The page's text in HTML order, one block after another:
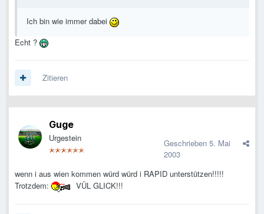
Ich bin wie immer dabei
Echt ?
Zitieren
Guge
Urgestein Geschrieben 5. Mai
2003
wenn i aus wien kommen würd würd i RAPID unterstützen!!!!!
Trotzdem:
VÜL GLICK!!!